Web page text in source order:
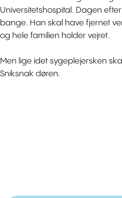
Universitetshospital. Dagen
bange. Han skal have fjernet
og hele familien holder vejret.
Men lige idet sygeplejersken
Sniksnak døren.